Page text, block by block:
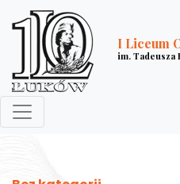
I Liceum
im. Tadeusza